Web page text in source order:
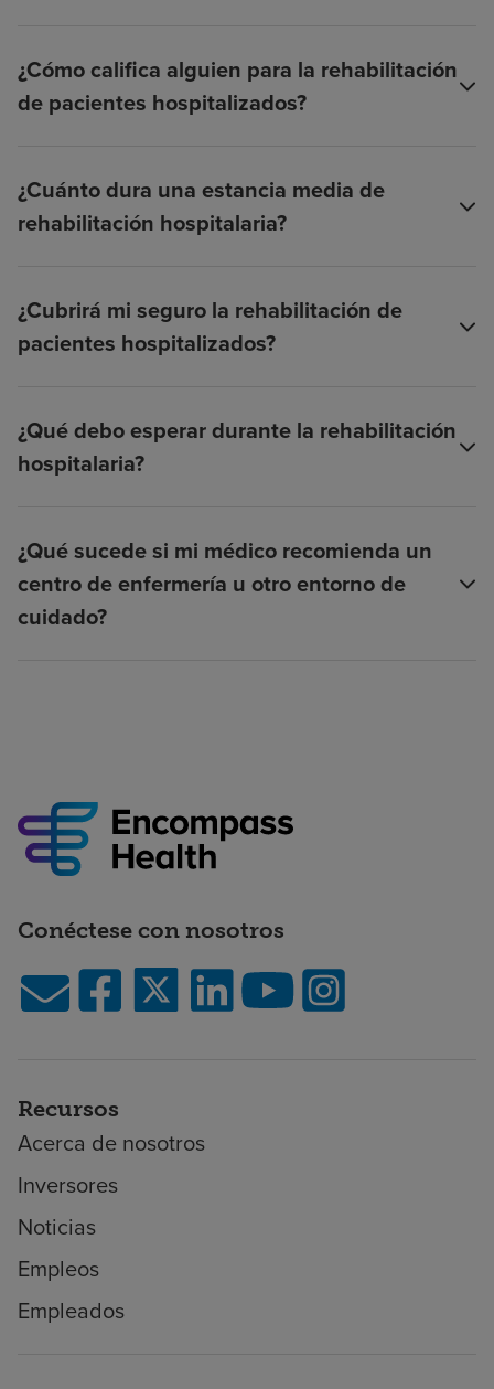
¿Cómo califica alguien para la rehabilitación
de pacientes hospitalizados?
¿Cuánto dura una estancia media de
rehabilitación hospitalaria?
¿Cubrirá mi seguro la rehabilitación de
pacientes hospitalizados?
¿Qué debo esperar durante la rehabilitación
hospitalaria?
¿Qué sucede si mi médico recomienda un
centro de enfermería u otro entorno de
cuidado?
Conéctese con nosotros
Recursos
Acerca de nosotros
Inversores
Noticias
Empleos
Empleados